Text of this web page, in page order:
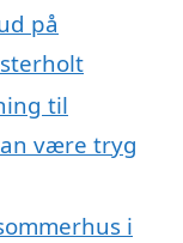
på
til
være tryg
i